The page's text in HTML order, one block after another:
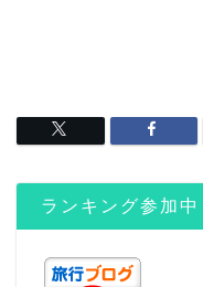
ランキング参加